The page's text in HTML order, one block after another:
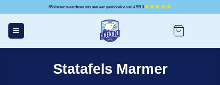
inhoud
65 klanten waarderen ons met een gemiddelde van 4.5/5.0
Statafels Marmer